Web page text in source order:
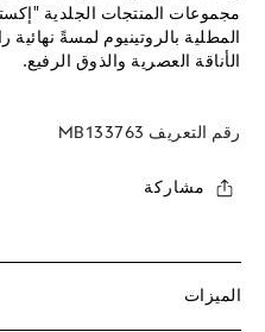
مجموعات المنتجات الجلدية
المطلية بالروتينيوم لمسةً نهائية
الأناقة العصرية والذوق الرفيع.
رقم التعريف MB133763
مشاركة
الميزات